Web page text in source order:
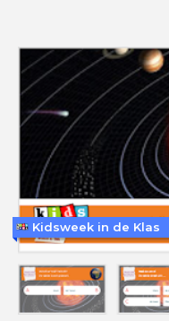
Kidsweek in de Klas